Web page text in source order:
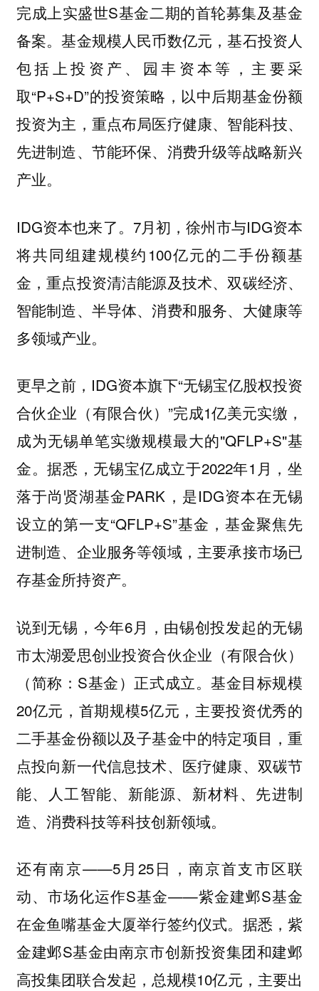
完成上实盛世S基金二期的首轮募集及基金
备案。基金规模人民币数亿元，基石投资人
包括上投资产、园丰资本等，主要采
取“P+S+D”的投资策略，以中后期基金份额
投资为主，重点布局医疗健康、智能科技、
先进制造、节能环保、消费升级等战略新兴
产业。
IDG资本也来了。7月初，徐州市与IDG资本
将共同组建规模约100亿元的二手份额基
金，重点投资清洁能源及技术、双碳经济、
智能制造、半导体、消费和服务、大健康等
多领域产业。
更早之前，IDG资本旗下“无锡宝亿股权投资
合伙企业（有限合伙）”完成1亿美元实缴，
成为无锡单笔实缴规模最大的"QFLP+S"基
金。据悉，无锡宝亿成立于2022年1月，坐
落于尚贤湖基金PARK，是IDG资本在无锡
设立的第一支“QFLP+S”基金，基金聚焦先
进制造、企业服务等领域，主要承接市场已
存基金所持资产。
说到无锡，今年6月，由锡创投发起的无锡
市太湖爱思创业投资合伙企业（有限合伙）
（简称：S基金）正式成立。基金目标规模
20亿元，首期规模5亿元，主要投资优秀的
二手基金份额以及子基金中的特定项目，重
点投向新一代信息技术、医疗健康、双碳节
能、人工智能、新能源、新材料、先进制
造、消费科技等科技创新领域。
还有南京——5月25日，南京首支市区联
动、市场化运作S基金——紫金建邺S基金
在金鱼嘴基金大厦举行签约仪式。据悉，紫
金建邺S基金由南京市创新投资集团和建邺
高投集团联合发起，总规模10亿元，主要出